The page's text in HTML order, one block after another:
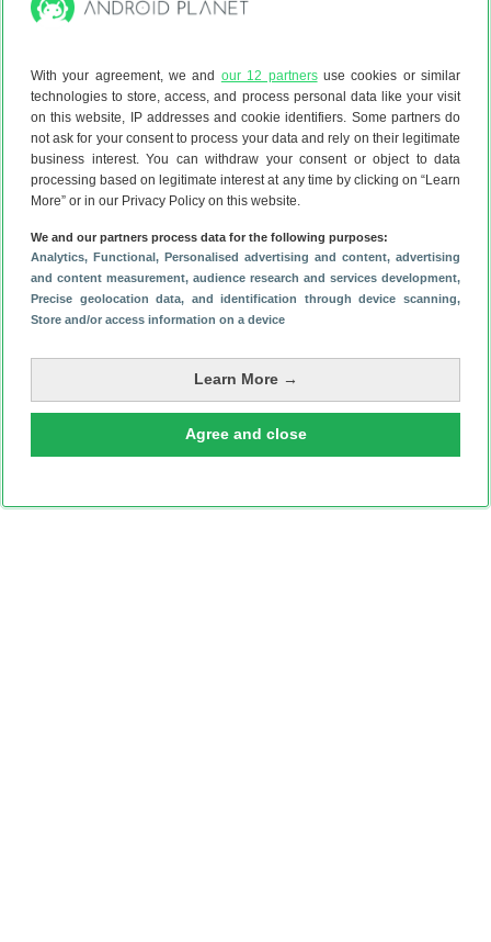
With your agreement, we and our 12 partnersuse cookies or similar
technologies to store, access, and process personal data like your visit
on this website, IP addresses and cookie identifiers. Some partners do
not ask for your consent to process your data and rely on their legitimate
business interest. You can withdraw your consent or object to data
processing based on legitimate interest at any time by clicking on “Learn
More” or in our Privacy Policy on this website.
We and our partners process data for the following purposes:
Analytics, Functional, Personalised advertising and content, advertising
and content measurement, audience research and services development,
Precise geolocation data, and identification through device scanning,
Store and/or access information on a device
Learn More →
Agree and close
Manchester United vs Manchester City niet te zien bij
Viaplay: hier kijk je wél (en gratis) (15 jan)
Deze Apple TV-update is goed nieuws voor Android-
gebruikers (16 dec 2025)
Deze series en films ga je deze week streamen: The Last
Frontier, The Women in Cabin 10 (6 okt 2025)
Met deze truc kijk je nog meer films en series op Netflix
tijdens de koude maanden (ADV) (30 sep 2025)
HBO Max gaat nu écht harder optreden tegen accountdelers
hebben de informatie bijgewerkt en het artikel opnieuw gepubliceerd.